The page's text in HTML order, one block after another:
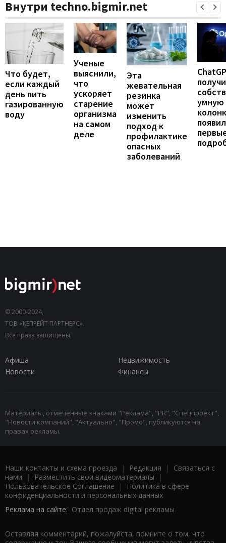
Внутри techno.bigmir.net
Что будет,
если каждый
день пить
газированную
воду
Ученые
выяснили,
что
ускоряет
старение
организма
на самом
деле
Эта
жевательная
резинка
может
изменить
подход к
профилактике
опасных
заболеваний
умную
© 2000-2024,
ТОВ «КЕПРЕЙТ ПАРТНЕРС».
Все права защищены.
Афиша
Недвижимость
Новости
Финансы
Материалы, отмеченные знаками "Реклама", "PR", "Спецпроект",
"Новости компаний", "Актуально", "Промо", публикуются на
правах рекламы.
Наши контакты и схема проезда | Редакция | Связаться с
нами | Разместить свои видеоматериалы |
Пользовательское Соглашение |
Политика в сфере
конфиденциальности и персональных данных
Реклама на сайте: Отдел продаж digital рекламы
Оставляя комментарий, пожалуйста, помните о том, что